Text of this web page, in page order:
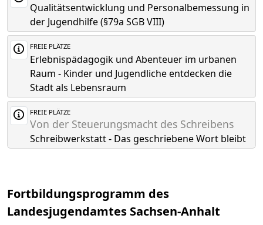
Qualitätsentwicklung und Personalbemessung in
der Jugendhilfe (§79a SGB VIII)
FREIE PLÄTZE
Erlebnispädagogik und Abenteuer im urbanen
Raum - Kinder und Jugendliche entdecken die
Stadt als Lebensraum
FREIE PLÄTZE
Von der Steuerungsmacht des Schreibens
Schreibwerkstatt - Das geschriebene Wort bleibt
Fortbildungsprogramm des
Landesjugendamtes Sachsen-Anhalt